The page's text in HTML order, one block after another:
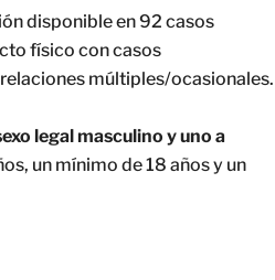
disponible en 92 casos
físico con casos
múltiples/ocasionales.
legal masculino y uno a
un mínimo de 18 años y un